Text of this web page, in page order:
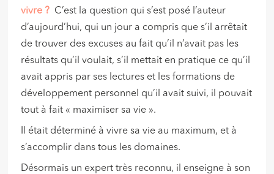
vivre ? C’est la question qui s’est posé l’auteur
d’aujourd’hui, qui un jour a compris que s’il arrêtait
de trouver des excuses au fait qu’il n’avait pas les
résultats qu’il voulait, s’il mettait en pratique ce qu’il
avait appris par ses lectures et les formations de
développement personnel qu’il avait suivi, il pouvait
tout à fait « maximiser sa vie ».
Il était déterminé à vivre sa vie au maximum, et à
s’accomplir dans tous les domaines.
Désormais un expert très reconnu, il enseigne à son